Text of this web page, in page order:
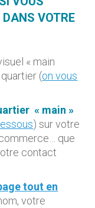
VOTRE
« main
(on vous
« main »
) sur votre
que
contact
tout en
votre